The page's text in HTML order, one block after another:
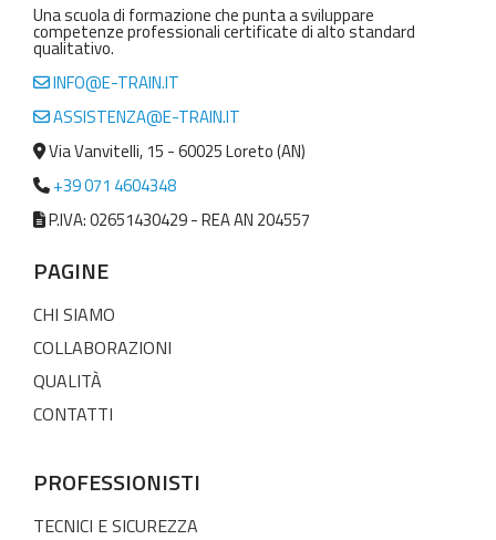
Una scuola di formazione che punta a sviluppare
competenze professionali certificate di alto standard
qualitativo.
INFO@E-TRAIN.IT
ASSISTENZA@E-TRAIN.IT
Via Vanvitelli, 15 - 60025 Loreto (AN)
+39 071 4604348
P.IVA: 02651430429 - REA AN 204557
PAGINE
CHI SIAMO
COLLABORAZIONI
QUALITÀ
CONTATTI
PROFESSIONISTI
TECNICI E SICUREZZA